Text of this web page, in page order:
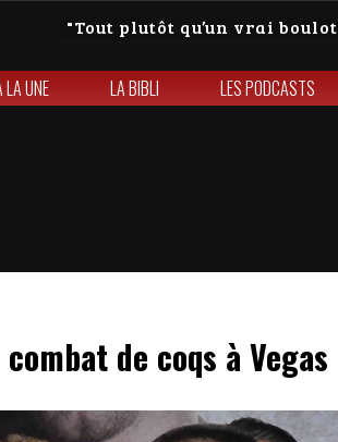
Tout plutôt qu’un vrai boulot
LA UNE LA BIBLI LES PODCASTS
de coqs à Vegas